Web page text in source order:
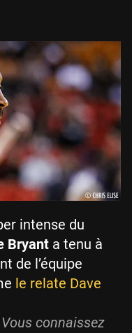
intense du
Bryant a tenu à
de l’équipe
le relate Dave
connaissez